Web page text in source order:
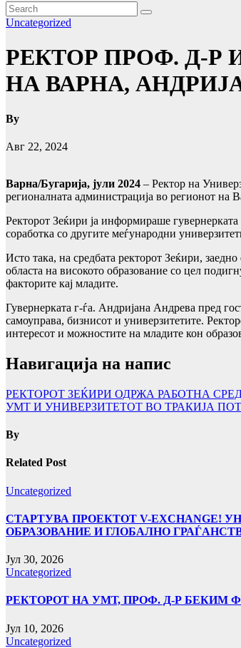
Uncategorized
РЕКТОР ПРОФ. Д-Р
НА ВАРНА,
By
Авг 22, 2024
Варна/Бугарија, јули 2024 – Ректор на
регионалната администрација во регионот на
Ректорот Зеќири ја информираше
соработка со другите меѓународни
Исто така, на средбата ректорот Зеќири,
областа на високото образование со цел
факторите кај младите.
Гувернерката г-ѓа. Андријана Андрева пред
самоуправа, бизнисот и универзитетите.
интересот и можностите на младите кон
Навигација на напис
РЕКТОРОТ ЗЕЌИРИ ОДРЖА РАБОТНА
УМТ И УНИВЕРЗИТЕТОТ ВО ТРАКИЈА
By
Related Post
Uncategorized
СТАРТУВА ПРОЕКТОТ V-EXCHANGE!
ОБРАЗОВАНИЕ И ГЛОБАЛНО
Јул 30, 2026
Uncategorized
РЕКТОРОТ НА УМТ, ПРОФ. Д-Р БЕКИМ
Јул 10, 2026
Uncategorized